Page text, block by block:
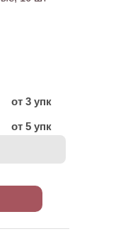
от 3 упк
от 5 упк